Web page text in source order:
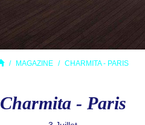
MAGAZINE CHARMITA - PARIS
Charmita - Paris